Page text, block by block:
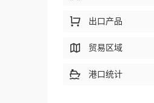
出口产品
贸易区域
港口统计